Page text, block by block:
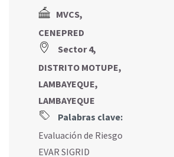
MVCS,
CENEPRED
Sector 4,
DISTRITO MOTUPE,
LAMBAYEQUE,
LAMBAYEQUE
Palabras clave:
Evaluación de Riesgo
EVAR SIGRID